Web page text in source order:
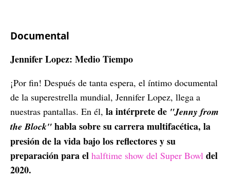
Documental
Jennifer Lopez: Medio Tiempo
¡Por fin! Después de tanta espera, el íntimo documental
de la superestrella mundial, Jennifer Lopez, llega a
nuestras pantallas. En él, la intérprete de "Jenny from
the Block" habla sobre su carrera multifacética, la
presión de la vida bajo los reflectores y su
preparación para el halftime show del Super Bowl del
2020.